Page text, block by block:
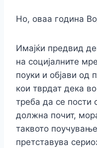
Но, оваа година
Имајќи предвид
на социјалните
поуки и објави од
кои тврдат дека
треба да се пости
должна почит,
таквото
претставува